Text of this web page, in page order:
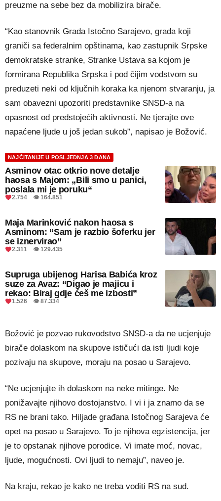
preuzme na sebe bez da mobilizira birače.
“Kao stanovnik Grada Istočno Sarajevo, grada koji
graniči sa federalnim opštinama, kao zastupnik Srpske
demokratske stranke, Stranke Ustava sa kojom je
formirana Republika Srpska i pod čijim vodstvom su
preduzeti neki od ključnih koraka ka njenom stvaranju, ja
sam obavezni upozoriti predstavnike SNSD-a na
opasnost od predstojećih aktivnosti. Ne tjerajte ove
napaćene ljude u još jedan sukob”, napisao je Božović.
NAJČITANIJE U POSLJEDNJA 3 DANA
Asminov otac otkrio nove detalje
haosa s Majom: „Bili smo u panici,
poslala mi je poruku“
2.754 👁 164.851
Maja Marinković nakon haosa s
Asminom: “Sam je razbio šoferku jer
se iznervirao”
2.311 👁 129.435
Supruga ubijenog Harisa Babića kroz
suze za Avaz: “Digao je majicu i
rekao: Biraj gdje ćeš me izbosti”
1.526 👁 87.334
Božović je pozvao rukovodstvo SNSD-a da ne ucjenjuje
birače dolaskom na skupove ističući da isti ljudi koje
pozivaju na skupove, moraju na posao u Sarajevo.
“Ne ucjenjujte ih dolaskom na neke mitinge. Ne
ponižavajte njihovo dostojanstvo. I vi i ja znamo da se
RS ne brani tako. Hiljade građana Istočnog Sarajeva će
opet na posao u Sarajevo. To je njihova egzistencija, jer
je to opstanak njihove porodice. Vi imate moć, novac,
ljude, mogućnosti. Ovi ljudi to nemaju”, naveo je.
Na kraju, rekao je kako ne treba voditi RS na sud.